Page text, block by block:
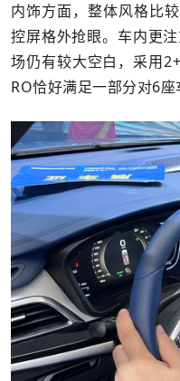
内饰方面，整体风格比
控屏格外抢眼。车内更
场仍有较大空白，采用
RO恰好满足一部分对6座